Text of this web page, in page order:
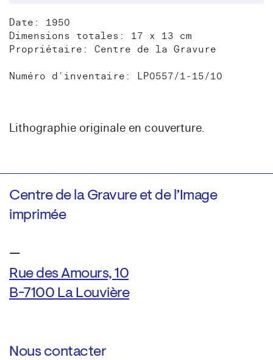
Date: 1950
Dimensions totales: 17 x 13 cm
Propriétaire: Centre de la Gravure
Numéro d'inventaire: LP0557/1-15/10
Lithographie originale en couverture.
Centre de la Gravure et de l’Image
imprimée
—
Rue des Amours, 10
B-7100 La Louvière
Nous contacter